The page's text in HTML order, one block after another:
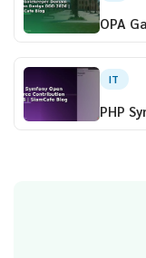
OPA
IT
PHP